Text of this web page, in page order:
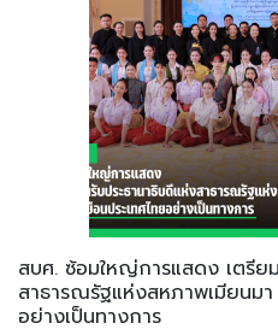
สบศ. ซ้อมใหญ่การแสดง เตรีย
สาธารณรัฐแห่งสหภาพเมียนมา
อย่างเป็นทางการ